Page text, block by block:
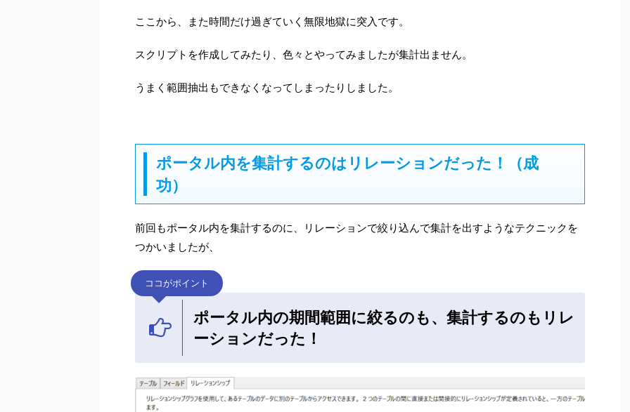
ここから、また時間だけ過ぎていく無限地獄に突入です。
スクリプトを作成してみたり、色々とやってみましたが集計出ません。
うまく範囲抽出もできなくなってしまったりしました。
ポータル内を集計するのはリレーションだった！（成
功）
前回もポータル内を集計するのに、リレーションで絞り込んで集計を出すようなテクニックを
つかいましたが、
ココがポイント
ポータル内の期間範囲に絞るのも、集計するのもリレ
ーションだった！